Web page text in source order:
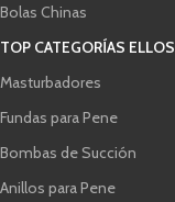
Bolas Chinas
TOP CATEGORÍAS ELLOS
Masturbadores
Fundas para Pene
Bombas de Succión
Anillos para Pene